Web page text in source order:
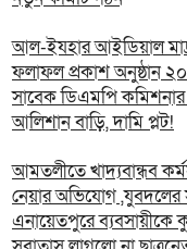
আল-ইযহার আইডিয়াল
ফলাফল প্রকাশ অনুষ্ঠান
সাবেক ডিএমপি কমিশনার
আলিশান বাড়ি, দামি প্লট!
আমতলীতে খাদ্যবান্ধব
নেয়ার অভিযোগ ,যুবদলের
এনায়েতপুরে ব্যবসায়ীকে